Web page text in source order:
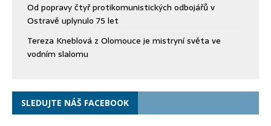
Od popravy čtyř protikomunistických odbojářů v
Ostravě uplynulo 75 let
Tereza Kneblová z Olomouce je mistryní světa ve
vodním slalomu
SLEDUJTE NÁŠ FACEBOOK